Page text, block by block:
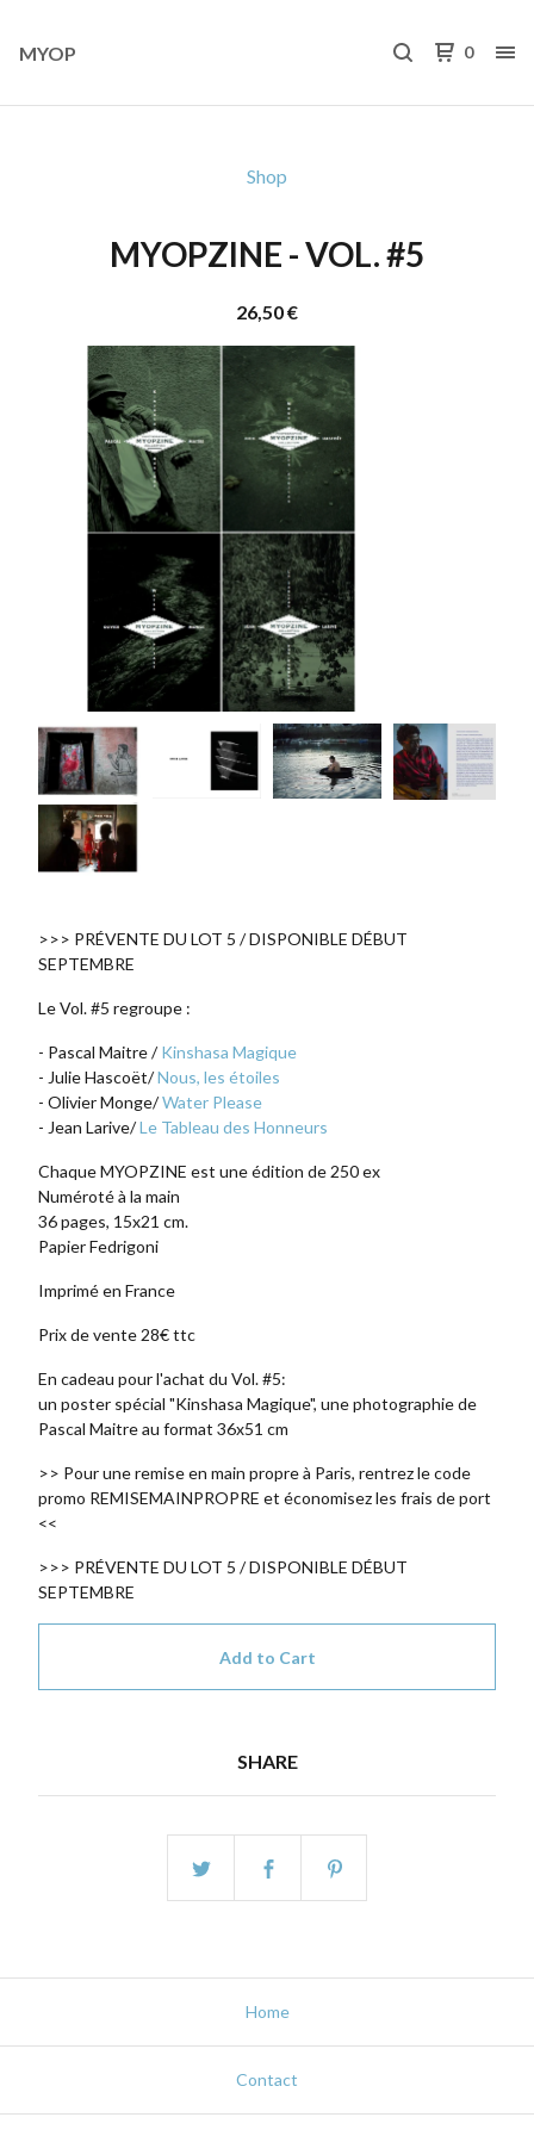
MYOP 0
Shop
MYOPZINE - VOL. #5
26,50€
>>> PRÉVENTE DU LOT 5 / DISPONIBLE DÉBUT
SEPTEMBRE
Le Vol. #5 regroupe :
- Pascal Maitre /Kinshasa Magique
- Julie Hascoët/Nous, les étoiles
- Olivier Monge/Water Please
- Jean Larive/Le Tableau des Honneurs
Chaque MYOPZINE est une édition de 250 ex
Numéroté à la main
36 pages, 15x21 cm.
Papier Fedrigoni
Imprimé en France
Prix de vente 28€ ttc
En cadeau pour l'achat du Vol. #5:
un poster spécial "Kinshasa Magique", une photographie de
Pascal Maitre au format 36x51 cm
>> Pour une remise en main propre à Paris, rentrez le code
promo REMISEMAINPROPRE et économisez les frais de port
<<
>>> PRÉVENTE DU LOT 5 / DISPONIBLE DÉBUT
SEPTEMBRE
Add to Cart
SHARE
Home
Contact